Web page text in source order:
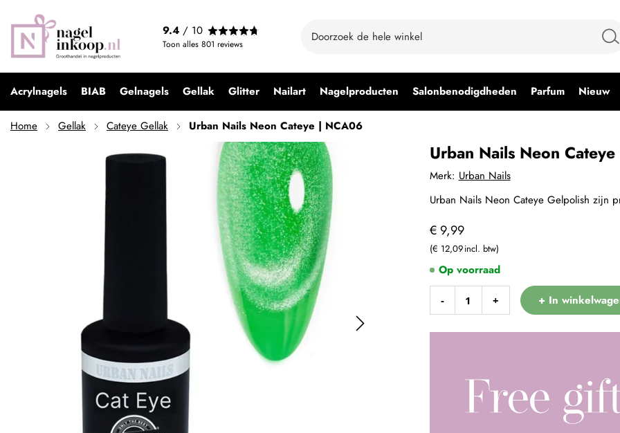
9.4 / 10
Toon alles 801 reviews
Acrylnagels BIAB Gelnagels Gellak Glitter Nailart Nagelproducten Salonbenodigdheden Parfum Nieuw
Home Gellak Cateye Gellak Urban Nails Neon Cateye | NCA06
Urban Nails Neon
€ 9,99
€ 12,09
Urban Nails Neon Cateye | NCA06
€ 9,99
- + + In
Merk: Urban Nails
Op voorraad
Urban Nails Neon Cateye Gelpolish zijn